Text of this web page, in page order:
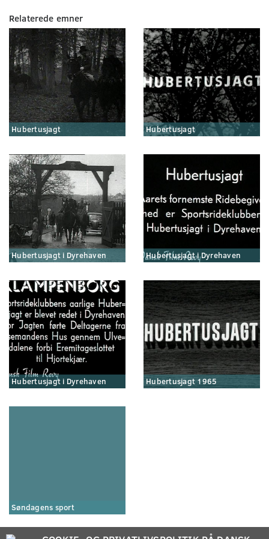
Relaterede emner
Hubertusjagt Hubertusjagt
Hubertusjagt i Dyrehaven Hubertusjagt i Dyrehaven
Hubertusjagt i Dyrehaven Hubertusjagt 1965
Søndagens sport